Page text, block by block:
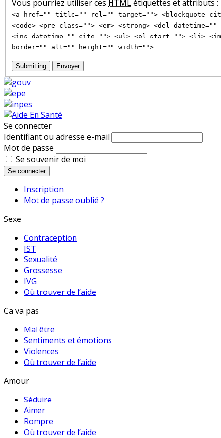
Vous pourriez utiliser ces HTMLétiquettes et attributs :
<a href="" title="" rel="" target=""> <blockquote
<code> <pre class=""> <em> <strong> <del
<ins datetime="" cite=""> <ul> <ol start=""> <li>
border="" alt="" height="" width="">
Submitting Envoyer
Se connecter
Identifiant ou adresse e-mail
Mot de passe
Se souvenir de moi
Se connecter
Inscription
Mot de passe oublié ?
Sexe
Contraception
IST
Sexualité
Grossesse
IVG
Où trouver de l’aide
Ca va pas
Mal être
Sentiments et émotions
Violences
Où trouver de l’aide
Amour
Séduire
Aimer
Rompre
Où trouver de l’aide